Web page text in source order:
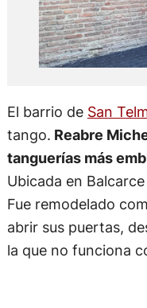
El barrio de San
tango. Reabre
tanguerías más
Ubicada en
Fue remodelado
abrir sus puertas,
la que no funciona